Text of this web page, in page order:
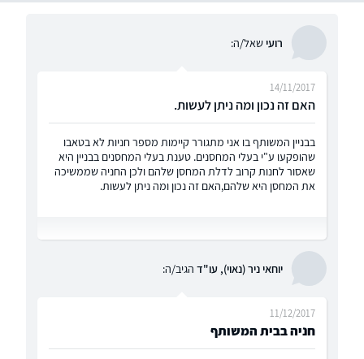
רועישאל/ה:
האם זה נכון ומה ניתן לעשות.
14/11/2017
בבניין המשותף בו אני מתגורר קיימות מספר חניות לא בטאבו
שהופקעו ע"י בעלי המחסנים. טענת בעלי המחסנים בבניין היא
שאסור לחנות קרוב לדלת המחסן שלהם ולכן החניה שממשיכה
את המחסן היא שלהם,האם זה נכון ומה ניתן לעשות.
יוחאי ניר (נאוי), עו"ד הגיב/ה:
חניה בבית המשותף
11/12/2017